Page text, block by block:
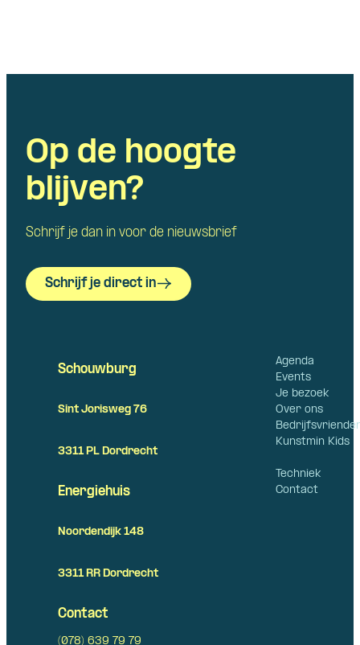
Op de hoogte
blijven?
Schrijf je dan in voor de nieuwsbrief
Schrijf je direct in
Agenda
Events
Je bezoek
Over ons
Kunstmin Kids
Techniek
Contact
Schouwburg
Sint Jorisweg 76
3311 PL Dordrecht
Energiehuis
Noordendijk 148
3311 RR Dordrecht
Contact
(078) 639 79 79